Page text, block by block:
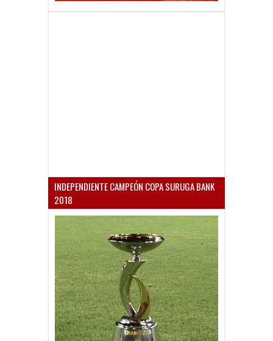
INDEPENDIENTE CAMPEÓN COPA SURUGA BANK
2018